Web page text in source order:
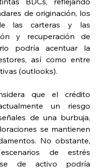
de originación, los
las carteras y las
y recuperación de
podría acentuar la
así como entre
(outlooks).
que el crédito
un riesgo
de una burbuja,
se mantienen
No obstante,
de estrés
de activo podría